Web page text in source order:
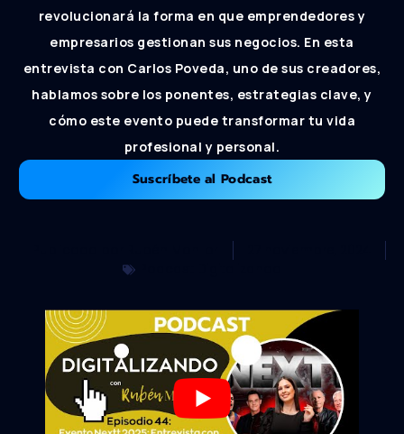
revolucionará la forma en que emprendedores y
empresarios gestionan sus negocios. En esta
entrevista con Carlos Poveda, uno de sus creadores,
hablamos sobre los ponentes, estrategias clave, y
cómo este evento puede transformar tu vida
profesional y personal.
Suscríbete al Podcast